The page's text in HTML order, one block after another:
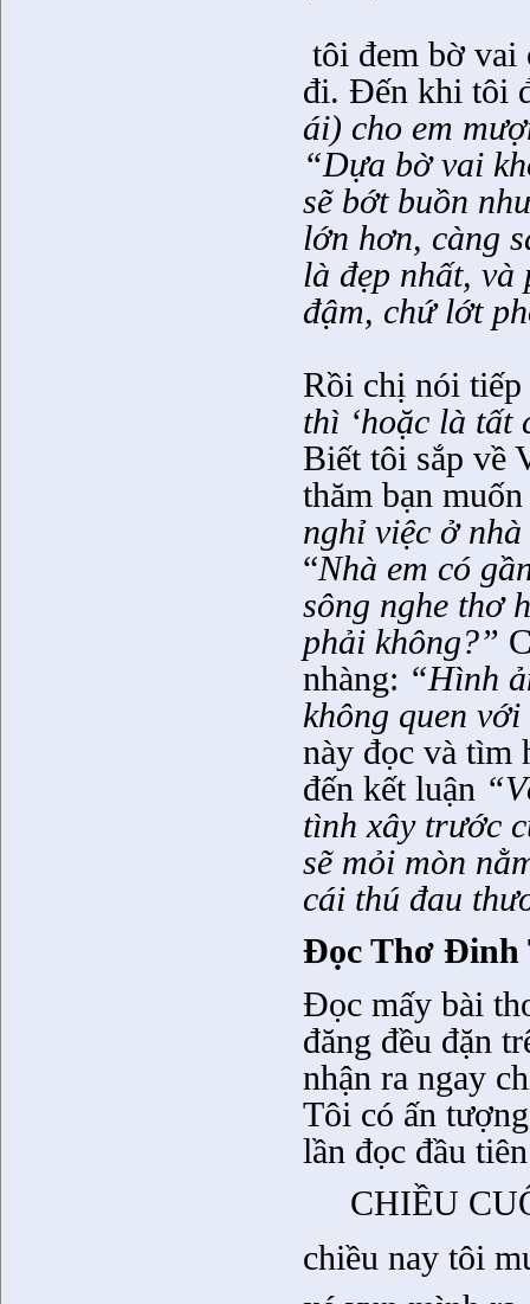
tôi đem bờ vai
đi. Đến khi tôi
ái) cho em
“Dựa bờ vai
sẽ bớt buồn
lớn hơn, càng
là đẹp nhất, và
đậm, chứ lớt
Rồi chị nói tiếp
thì ‘hoặc là tất
Biết tôi sắp về
thăm bạn
nghỉ việc ở
“Nhà em có
sông nghe thơ
phải không?”
nhàng: “Hình
không quen
này đọc và tìm
đến kết luận
tình xây trước
sẽ mỏi mòn
cái thú đau
Đọc Thơ Đinh
Đọc mấy bài
đăng đều đặn
nhận ra ngay
Tôi có ấn
lần đọc đầu
CHIỀU
chiều nay tôi